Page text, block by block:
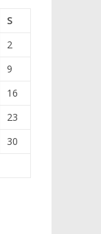
S
2
9
16
23
30